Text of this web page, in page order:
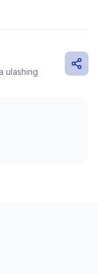
ulashing